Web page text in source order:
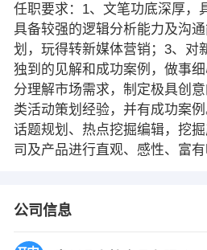
任职要求：1、文笔功底深厚，
具备较强的逻辑分析能力及沟
划，玩得转新媒体营销；3、对
独到的见解和成功案例，做事
分理解市场需求，制定极具创
类活动策划经验，并有成功案例
话题规划、热点挖掘编辑，挖
司及产品进行直观、感性、富有
公司信息